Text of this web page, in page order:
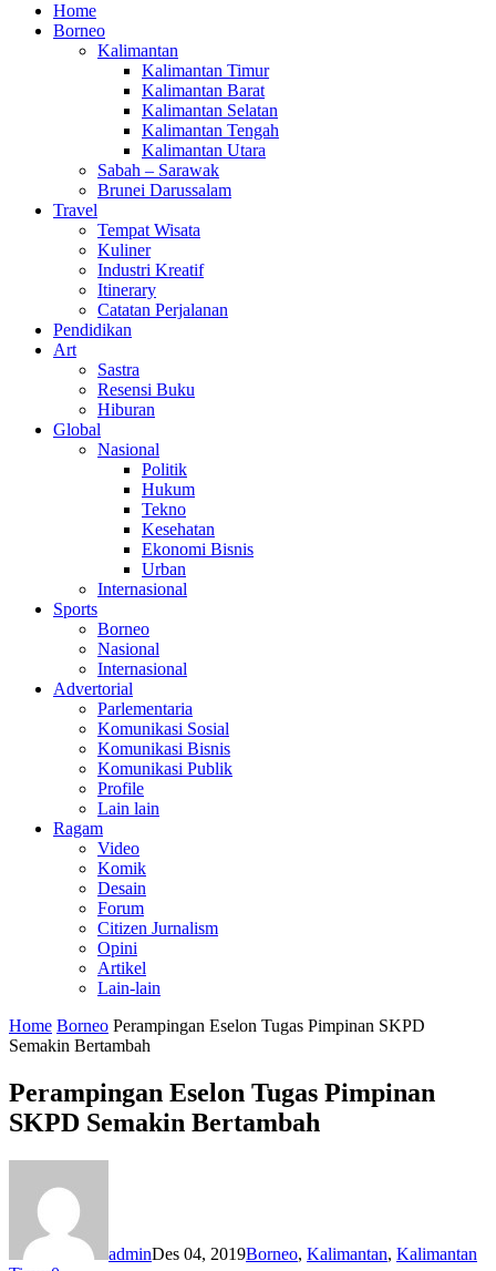
Home
Borneo
Kalimantan
Kalimantan Timur
Kalimantan Barat
Kalimantan Selatan
Kalimantan Tengah
Kalimantan Utara
Sabah – Sarawak
Brunei Darussalam
Travel
Tempat Wisata
Kuliner
Industri Kreatif
Itinerary
Catatan Perjalanan
Pendidikan
Art
Sastra
Resensi Buku
Hiburan
Global
Nasional
Politik
Hukum
Tekno
Kesehatan
Ekonomi Bisnis
Urban
Internasional
Sports
Borneo
Nasional
Internasional
Advertorial
Parlementaria
Komunikasi Sosial
Komunikasi Bisnis
Komunikasi Publik
Profile
Lain lain
Ragam
Video
Komik
Desain
Forum
Citizen Jurnalism
Opini
Artikel
Lain-lain
Home Borneo Perampingan Eselon Tugas Pimpinan SKPD
Semakin Bertambah
Perampingan Eselon Tugas Pimpinan
SKPD Semakin Bertambah
adminDes 04, 2019Borneo, Kalimantan, Kalimantan